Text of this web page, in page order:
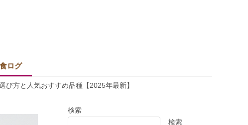
ログ
び方と人気おすすめ品種【2025年最新】
検索
検索